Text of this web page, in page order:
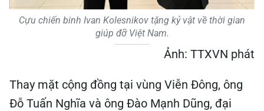
Cựu chiến binh Ivan Kolesnikov tặng kỷ vật về thời gian
giúp đỡ Việt Nam.
Ảnh: TTXVN phát
Thay mặt cộng đồng tại vùng Viễn Đông, ông
Đỗ Tuấn Nghĩa và ông Đào Mạnh Dũng, đại